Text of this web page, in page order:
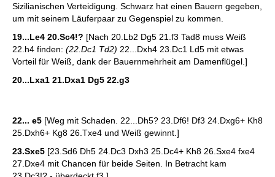
Sizilianischen Verteidigung. Schwarz hat einen Bauern gegeben,
um mit seinem Läuferpaar zu Gegenspiel zu kommen.
19...Le4 20.Sc4!? [Nach 20.Lb2 Dg5 21.f3 Tad8 muss Weiß
22.h4 finden: (22.Dc1 Td2) 22...Dxh4 23.Dc1 Ld5 mit etwas
Vorteil für Weiß, dank der Bauernmehrheit am Damenflügel.]
20...Lxa1 21.Dxa1 Dg5 22.g3
22... e5 [Weg mit Schaden. 22...Dh5? 23.Df6! Df3 24.Dxg6+ Kh8
25.Dxh6+ Kg8 26.Txe4 und Weiß gewinnt.]
23.Sxe5 [23.Sd6 Dh5 24.Dc3 Dxh3 25.Dc4+ Kh8 26.Sxe4 fxe4
27.Dxe4 mit Chancen für beide Seiten. In Betracht kam